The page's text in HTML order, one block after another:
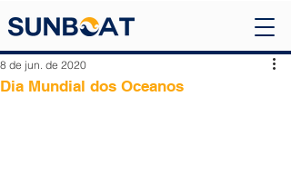
Dia Mundial dos Oceanos
8 de jun. de 2020